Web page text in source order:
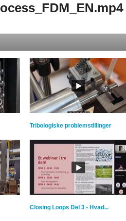
Tribologiske problemstillinger
Closing Loops Del 3 - Hvad...